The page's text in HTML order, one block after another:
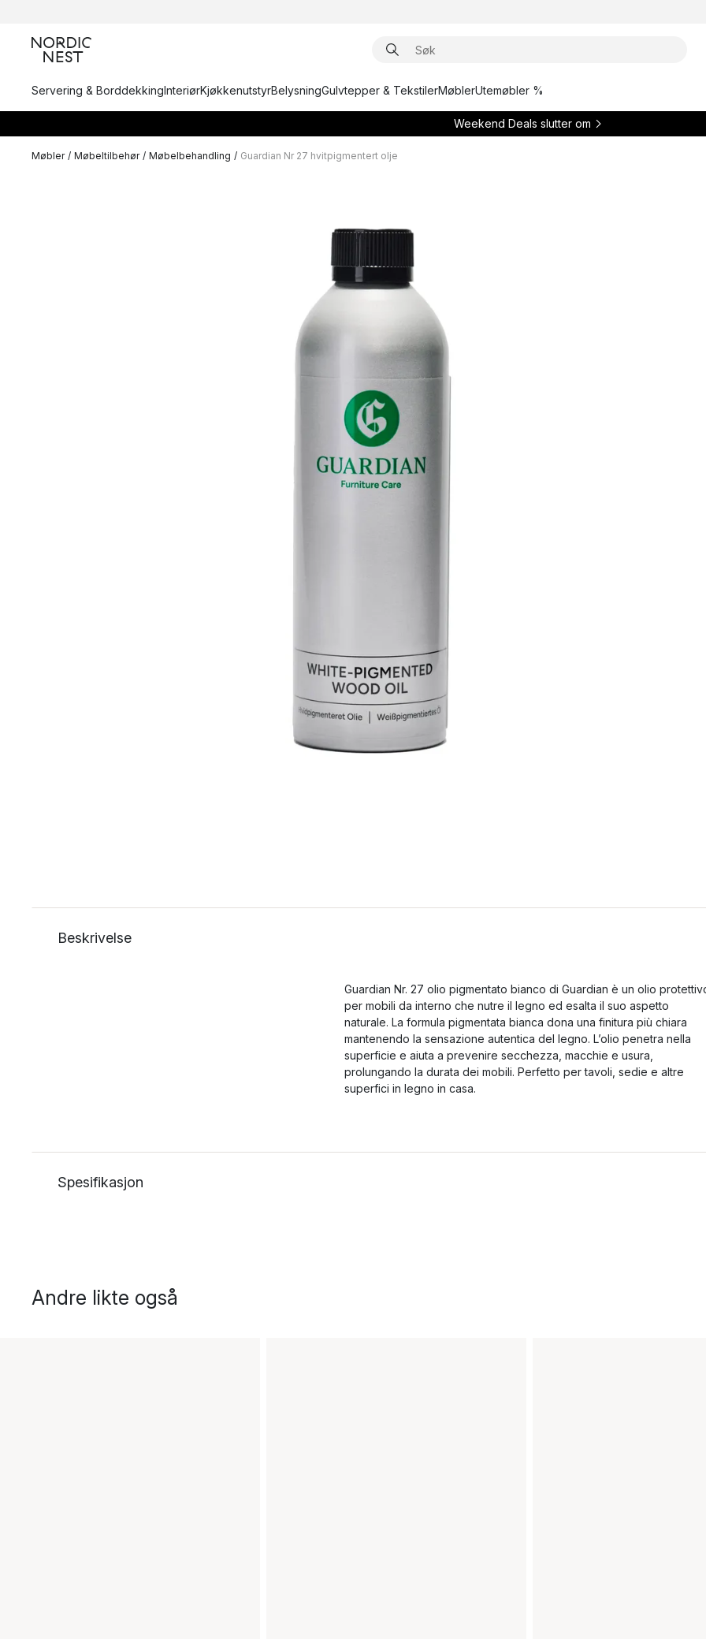
Servering & BorddekkingInteriørKjøkkenutstyrBelysningGulvtepper & TekstilerMøblerUtemøbler %
Weekend Deals slutter om
Møbler / Møbeltilbehør / Møbelbehandling / Guardian Nr 27 hvitpigmentert olje
Beskrivelse
Guardian Nr. 27 olio pigmentato bianco di Guardian è un olio
per mobili da interno che nutre il legno ed esalta il suo aspetto
naturale. La formula pigmentata bianca dona una finitura più chiara
mantenendo la sensazione autentica del legno. L’olio penetra nella
superficie e aiuta a prevenire secchezza, macchie e usura,
prolungando la durata dei mobili. Perfetto per tavoli, sedie e altre
superfici in legno in casa.
Spesifikasjon
Andre likte også